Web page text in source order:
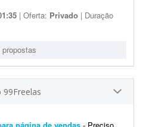
| Oferta: Privado | Duração
propostas